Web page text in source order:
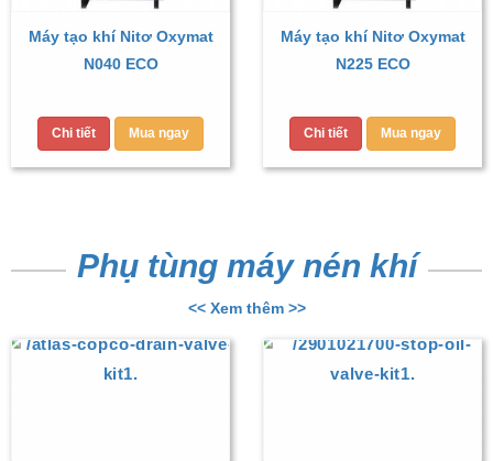
Máy tạo khí Nitơ Oxymat
N040 ECO
Chi tiết Mua ngay
Máy tạo khí Nitơ Oxymat
N225 ECO
Chi tiết Mua ngay
Phụ tùng máy nén khí
<< Xem thêm >>